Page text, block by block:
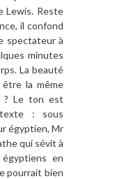
Lewis. Reste
il confond
spectateur à
minutes
La beauté
être la même
? Le ton est
: sous
égyptien, Mr
qui sévit à
en
pourrait bien